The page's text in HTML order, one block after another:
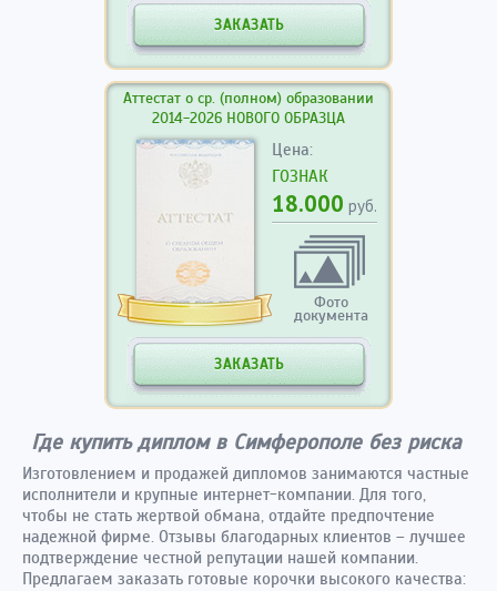
ЗАКАЗАТЬ
Аттестат о ср. (полном) образовании
2014-2026 НОВОГО ОБРАЗЦА
Цена:
ГОЗНАК
18.000 руб.
Фото
документа
ЗАКАЗАТЬ
Где купить диплом в Симферополе без риска
Изготовлением и продажей дипломов занимаются частные
исполнители и крупные интернет-компании. Для того,
чтобы не стать жертвой обмана, отдайте предпочтение
надежной фирме. Отзывы благодарных клиентов – лучшее
подтверждение честной репутации нашей компании.
Предлагаем заказать готовые корочки высокого качества: